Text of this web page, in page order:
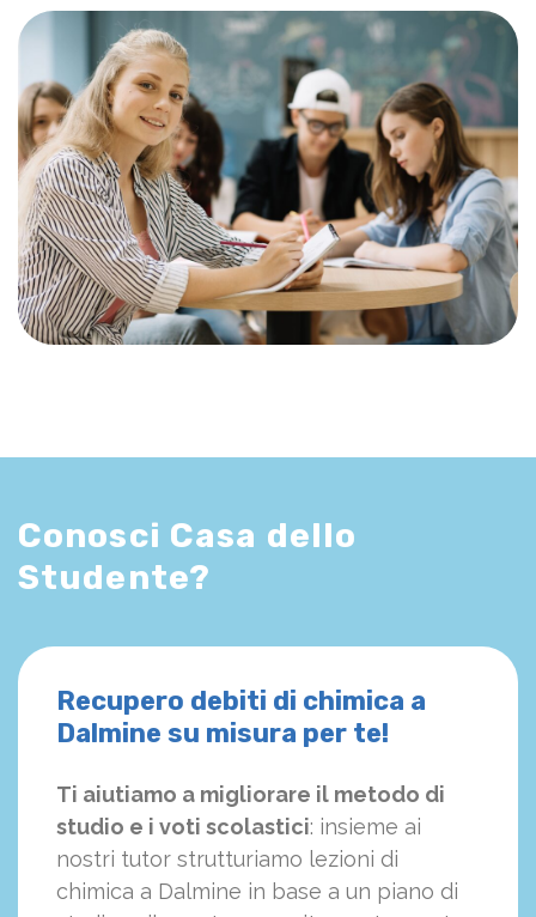
Conosci Casa dello
Studente?
Recupero debiti di chimica a
Dalmine su misura per te!
Ti aiutiamo a migliorare il metodo di
studio e i voti scolastici: insieme ai
nostri tutor strutturiamo lezioni di
chimica a Dalmine in base a un piano di